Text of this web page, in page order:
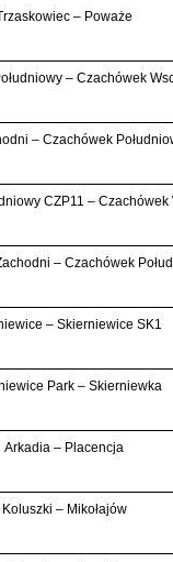
– Poważe
– Czachówek
– Czachówek
CZP11 – Czachówek
– Czachówek
– Skierniewice SK1
Park – Skierniewka
Arkadia – Placencja
Koluszki – Mikołajów